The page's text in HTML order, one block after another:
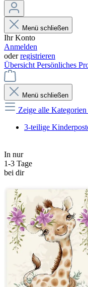
Menü schließen
Ihr Konto
Anmelden
oderregistrieren
Übersicht Persönliches
Menü schließen
Zeige alle Kategorien
3-teilige
In nur
1-3 Tage
bei dir